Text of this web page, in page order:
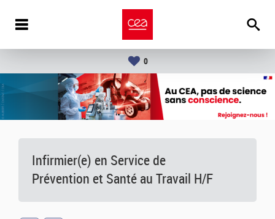
0
Infirmier(e) en Service de
Prévention et Santé au Travail H/F